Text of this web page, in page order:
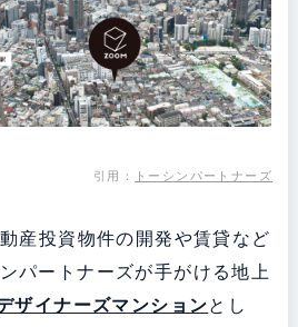
引用： トーシンパートナーズ
産投資物件の開発や賃貸など
パートナーズが手がける地上
ザイナーズマンションとし